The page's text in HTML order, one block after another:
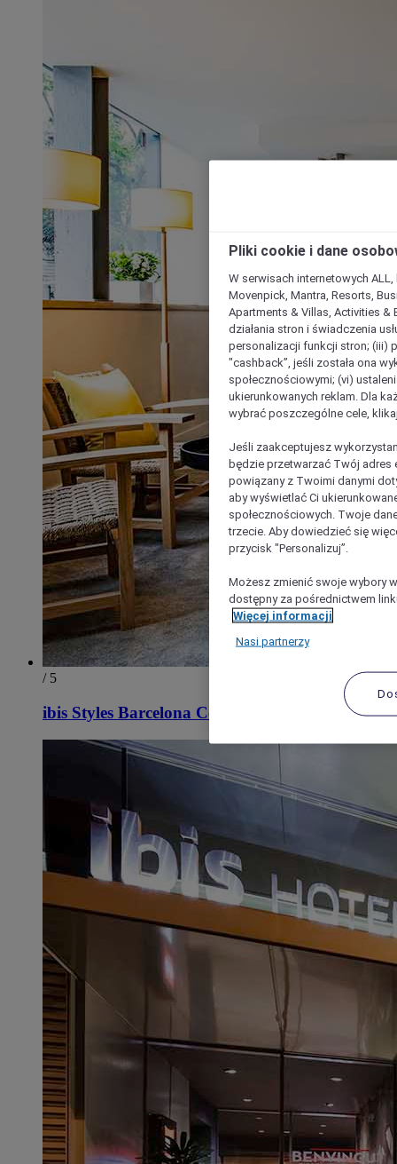
/ 5
ibis Styles Barcelona Centre
Pliki cookie i dane
W serwisach internetowych
Movenpick, Mantra, Resorts,
Apartments & Villas, Activities &
działania stron i świadczenia
personalizacji funkcji stron; (iii)
"cashback”, jeśli została ona
społecznościowymi; (vi)
ukierunkowanych reklam. Dla
wybrać poszczególne cele,
Jeśli zaakceptujesz
będzie przetwarzać Twój adres
powiązany z Twoimi danymi
aby wyświetlać Ci
społecznościowych. Twoje
trzecie. Aby dowiedzieć się
przycisk "Personalizuj”.
Możesz zmienić swoje wybory
dostępny za pośrednictwem
Więcej informacji
Nasi partnerzy